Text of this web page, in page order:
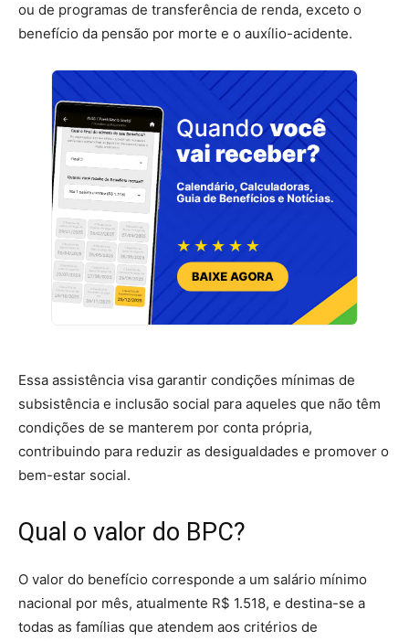
ou de programas de transferência de renda, exceto o
benefício da pensão por morte e o auxílio-acidente.
Essa assistência visa garantir condições mínimas de
subsistência e inclusão social para aqueles que não têm
condições de se manterem por conta própria,
contribuindo para reduzir as desigualdades e promover o
bem-estar social.
Qual o valor do BPC?
O valor do benefício corresponde a um salário mínimo
nacional por mês, atualmente R$ 1.518, e destina-se a
todas as famílias que atendem aos critérios de